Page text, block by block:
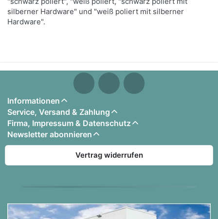
silberner Hardware" und "weiß poliert mit silberner
Hardware".
Informationen
Service, Versand & Zahlung
Firma, Impressum & Datenschutz
Newsletter abonnieren
Vertrag widerrufen